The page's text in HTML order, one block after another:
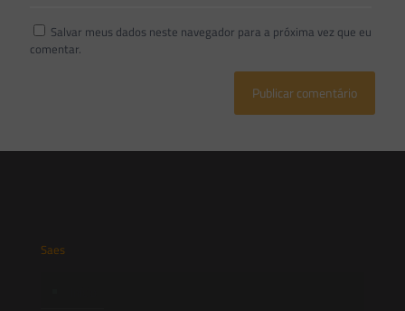
Salvar meus dados neste navegador para a próxima vez que eu
comentar.
Saes